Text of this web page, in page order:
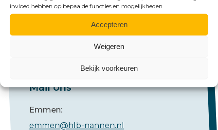
invloed hebben op bepaalde functies en mogelijkheden.
Accepteren
Weigeren
Bekijk voorkeuren
+31 (0)50 526 65 33
Mail ons
Emmen:
emmen@hlb-nannen.nl